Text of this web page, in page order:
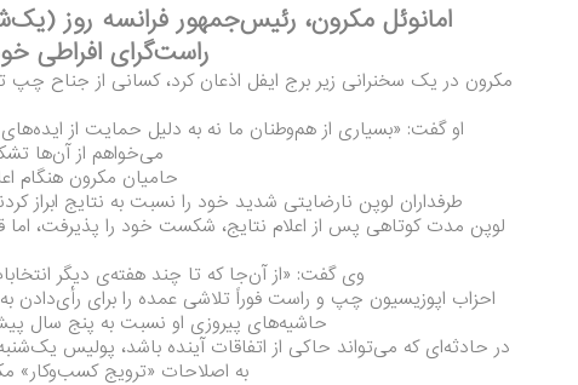
راست‌گرای افراطی
مکرون در یک سخنرانی زیر برج ایفل اذعان کرد، کسانی از جناح چپ
او گفت: «بسیاری از هم‌وطنان ما نه به دلیل حمایت از
می‌خواهم از آن‌ها
حامیان مکرون هنگام
طرفداران لوپن نارضایتی شدید خود را نسبت به نتایج ابراز
لوپن مدت کوتاهی پس از اعلام نتایج، شکست خود را پذیرفت، اما
وی گفت: «از آن‌جا که تا چند هفته‌ی دیگر
احزاب اپوزیسیون چپ و راست فوراً تلاشی عمده را برای رأی‌دادن
حاشیه‌های پیروزی او نسبت به پنج سال
در حادثه‌ای که می‌تواند حاکی از اتفاقات آینده باشد، پولیس
به اصلاحات «ترویج کسب‌وکار»